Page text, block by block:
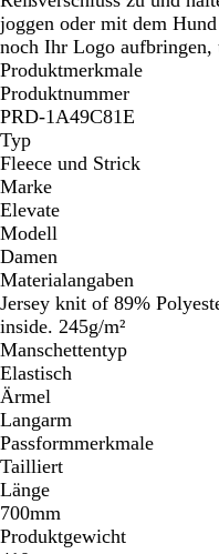
joggen oder mit dem
noch Ihr Logo
Produktmerkmale
Produktnummer
PRD-1A49C81E
Typ
Fleece und Strick
Marke
Elevate
Modell
Damen
Materialangaben
Jersey knit of 89%
inside. 245g/m²
Manschettentyp
Elastisch
Ärmel
Langarm
Passformmerkmale
Tailliert
Länge
700mm
Produktgewicht